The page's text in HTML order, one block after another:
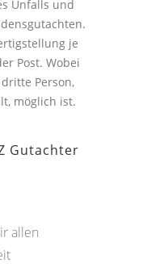
Unfalls und
je
Post. Wobei
Person,
möglich ist.
Gutachter
allen